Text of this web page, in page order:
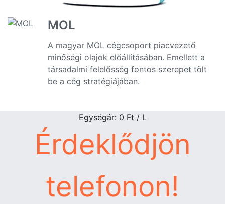
MOL
A magyar MOL cégcsoport piacvezető
minőségi olajok előállításában. Emellett a
társadalmi felelősség fontos szerepet tölt
be a cég stratégiájában.
Egységár: 0 Ft / L
Érdeklődjön
telefonon!